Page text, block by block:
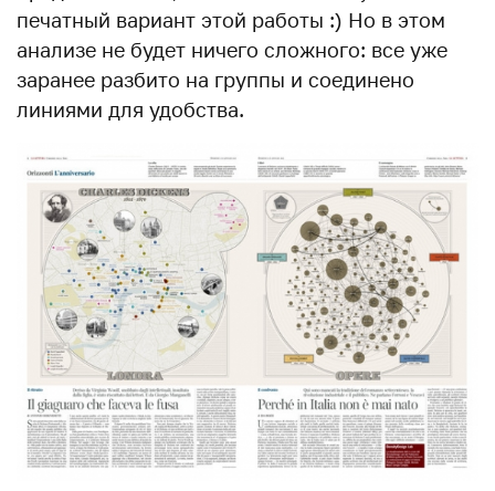
печатный вариант этой работы :) Но в этом
анализе не будет ничего сложного: все уже
заранее разбито на группы и соединено
линиями для удобства.